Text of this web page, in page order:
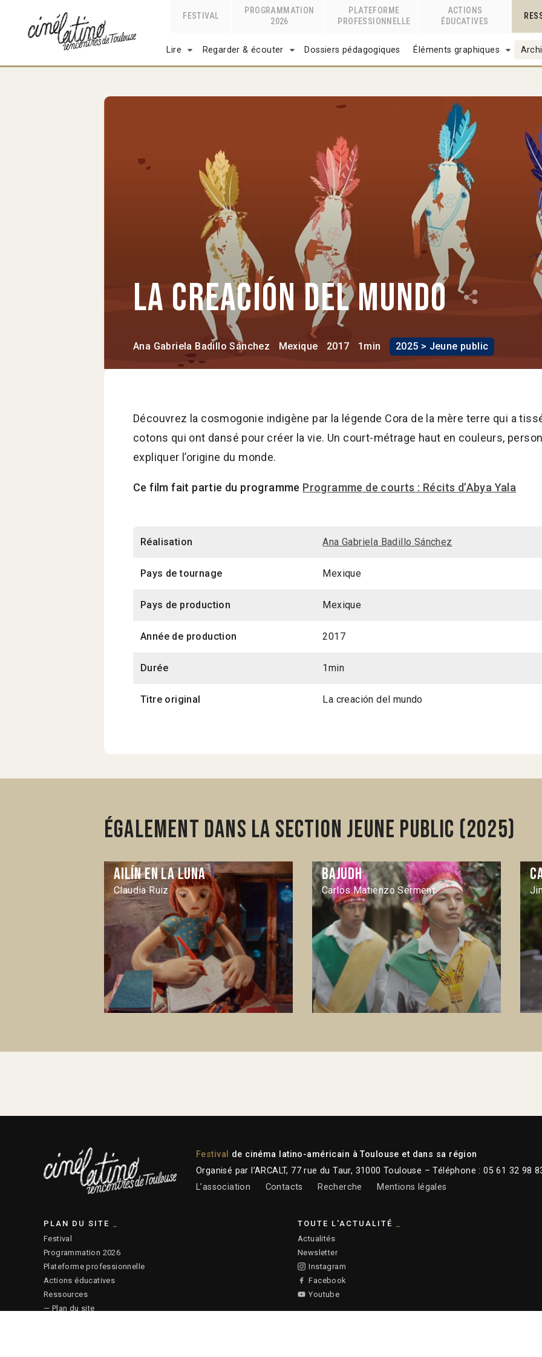
FESTIVAL
PROGRAMMATION
2026
PLATEFORME
PROFESSIONNELLE
ACTIONS
ÉDUCATIVES
Lire Regarder & écouter Dossiers pédagogiques Éléments graphiques
La creación del mundo
Ana Gabriela Badillo Sánchez Mexique 2017 1min 2025 > Jeune public
Découvrez la cosmogonie indigène par la légende Cora de la mère terre qui a
cotons qui ont dansé pour créer la vie. Un court-métrage haut en couleurs,
expliquer l’origine du monde.
Ce film fait partie du programme Programme de courts : Récits d’Abya Yala
Réalisation Ana Gabriela Badillo Sánchez
Pays de tournage Mexique
Pays de production Mexique
Année de production 2017
Durée 1min
Titre original La creación del mundo
Également dans la section Jeune public (2025)
Ailín en la luna
Claudia Ruiz
Bajudh
Carlos Matienzo Serment
Festival
de cinéma latino-américain à Toulouse et dans sa région
Organisé par l’ARCALT, 77 rue du Taur, 31000 Toulouse – Téléphone : 05 61 32 98
L’association
Contacts Recherche Mentions légales
PLAN DU SITE
Festival
Programmation 2026
Plateforme professionnelle
Actions éducatives
Ressources
— Plan du site
TOUTE L'ACTUALITÉ
Actualités
Newsletter
Instagram
Facebook
Youtube